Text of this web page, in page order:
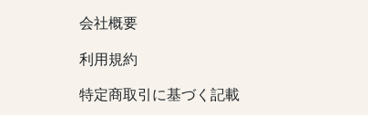
会社概要
利用規約
特定商取引に基づく記載